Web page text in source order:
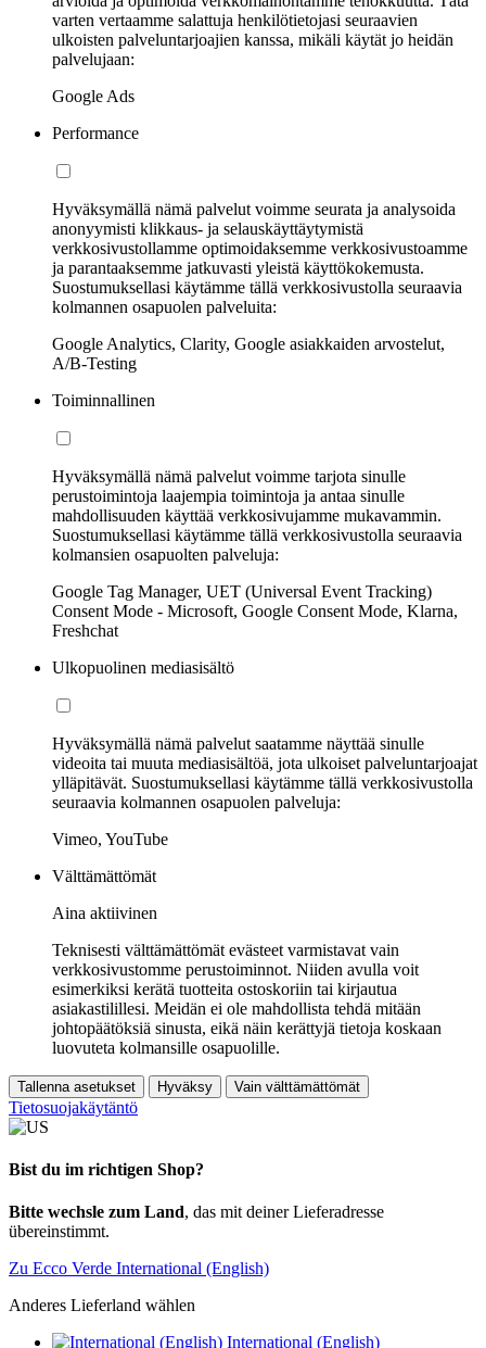
varten vertaamme salattuja henkilötietojasi seuraavien
ulkoisten palveluntarjoajien kanssa, mikäli käytät jo heidän
palvelujaan:
Google Ads
Performance
Hyväksymällä nämä palvelut voimme seurata ja analysoida
anonyymisti klikkaus- ja selauskäyttäytymistä
verkkosivustollamme optimoidaksemme verkkosivustoamme
ja parantaaksemme jatkuvasti yleistä käyttökokemusta.
Suostumuksellasi käytämme tällä verkkosivustolla seuraavia
kolmannen osapuolen palveluita:
Google Analytics, Clarity, Google asiakkaiden arvostelut,
A/B-Testing
Toiminnallinen
Hyväksymällä nämä palvelut voimme tarjota sinulle
perustoimintoja laajempia toimintoja ja antaa sinulle
mahdollisuuden käyttää verkkosivujamme mukavammin.
Suostumuksellasi käytämme tällä verkkosivustolla seuraavia
kolmansien osapuolten palveluja:
Google Tag Manager, UET (Universal Event Tracking)
Consent Mode - Microsoft, Google Consent Mode, Klarna,
Freshchat
Ulkopuolinen mediasisältö
Hyväksymällä nämä palvelut saatamme näyttää sinulle
videoita tai muuta mediasisältöä, jota ulkoiset palveluntarjoajat
ylläpitävät. Suostumuksellasi käytämme tällä verkkosivustolla
seuraavia kolmannen osapuolen palveluja:
Vimeo, YouTube
Välttämättömät
Aina aktiivinen
Teknisesti välttämättömät evästeet varmistavat vain
verkkosivustomme perustoiminnot. Niiden avulla voit
esimerkiksi kerätä tuotteita ostoskoriin tai kirjautua
asiakastilillesi. Meidän ei ole mahdollista tehdä mitään
johtopäätöksiä sinusta, eikä näin kerättyjä tietoja koskaan
luovuteta kolmansille osapuolille.
Tallenna asetukset Hyväksy Vain välttämättömät
Tietosuojakäytäntö
Bist du im richtigen Shop?
Bitte wechsle zum Land, das mit deiner Lieferadresse
übereinstimmt.
Zu Ecco Verde International (English)
Anderes Lieferland wählen
International (English)